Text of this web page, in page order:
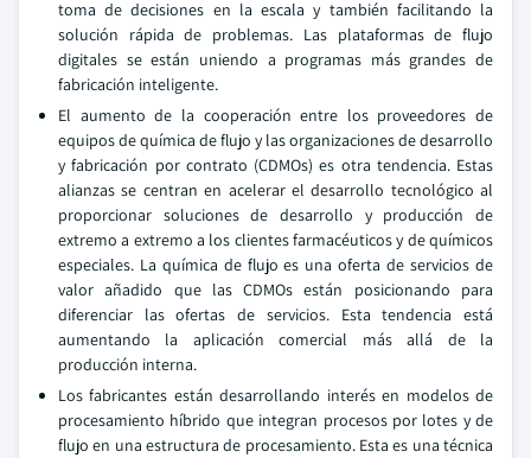
toma de decisiones en la escala y también facilitando la
solución rápida de problemas. Las plataformas de flujo
digitales se están uniendo a programas más grandes de
fabricación inteligente.
El aumento de la cooperación entre los proveedores de
equipos de química de flujo y las organizaciones de desarrollo
y fabricación por contrato (CDMOs) es otra tendencia. Estas
alianzas se centran en acelerar el desarrollo tecnológico al
proporcionar soluciones de desarrollo y producción de
extremo a extremo a los clientes farmacéuticos y de químicos
especiales. La química de flujo es una oferta de servicios de
valor añadido que las CDMOs están posicionando para
diferenciar las ofertas de servicios. Esta tendencia está
aumentando la aplicación comercial más allá de la
producción interna.
Los fabricantes están desarrollando interés en modelos de
procesamiento híbrido que integran procesos por lotes y de
flujo en una estructura de procesamiento. Esta es una técnica